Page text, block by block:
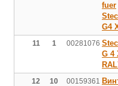
fuer
G4
11 1 00281076
G 4
12 10 00159361